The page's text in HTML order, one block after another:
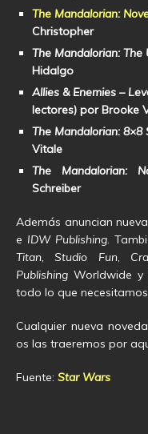
The Mandalorian:
Christopher
The Mandalorian:
Hidalgo
Allies & Enemies –
lectores) por Brooke
The Mandalorian: 8×8
Vitale
The Mandalorian:
Schreiber
Además anuncian
e IDW Publishing .
Titan,
Studio Fun,
Publishing Worldwide y
todo lo que
Cualquier nueva
os las traeremos por
Fuente: Star Wars